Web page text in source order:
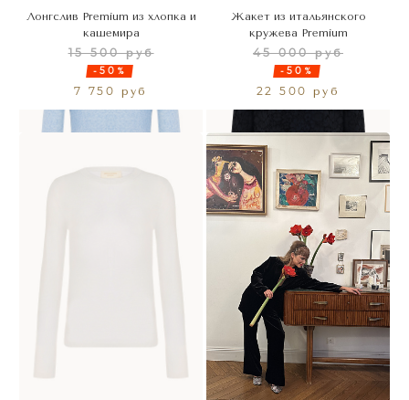
Лонгслив Premium из хлопка и
кашемира
15 500 руб
-50%
7 750 руб
Жакет из итальянского
кружева Premium
45 000 руб
-50%
22 500 руб